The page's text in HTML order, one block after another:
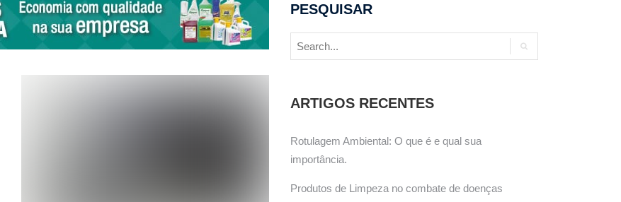
PESQUISAR
ARTIGOS RECENTES
Rotulagem Ambiental: O que é e qual sua
importância.
Produtos de Limpeza no combate de doenças